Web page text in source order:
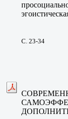
С. 23-34